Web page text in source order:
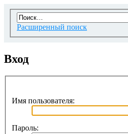
Расширенный поиск
Вход
Имя пользователя:
Пароль: